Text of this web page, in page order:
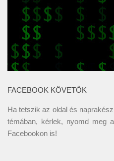
FACEBOOK KÖVETŐK
Ha tetszik az oldal és
témában, kérlek, nyomd meg
Facebookon is!